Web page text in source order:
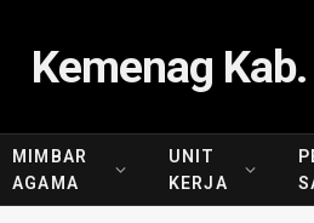
Kemenag
MIMBAR
AGAMA
UNIT
KERJA